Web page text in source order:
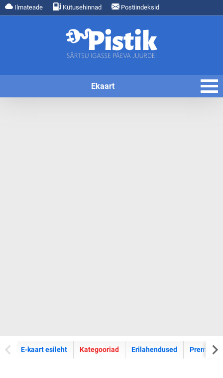
Ilmateade Kütusehinnad Postiindeksid
Ekaart
E-kaart esileht E-kaartide
Kategooriad Erilahendused Premium